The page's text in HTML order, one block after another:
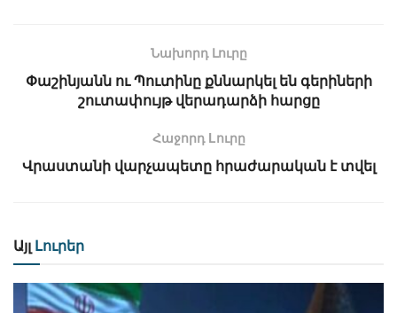
Նախորդ Լուրը
Փաշինյանն ու Պուտինը քննարկել են գերիների
շուտափույթ վերադարձի հարցը
Հաջորդ Lուրը
Վրաստանի վարչապետը հրաժարական է տվել
Այլ Լուրեր